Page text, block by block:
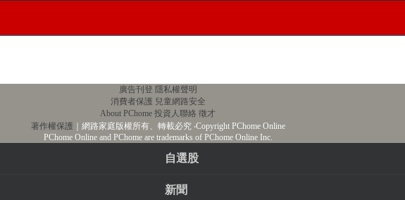
廣告刊登 隱私權聲明
消費者保護 兒童網路安全
About PChome 投資人聯絡 徵才
著作權保護 ｜網路家庭版權所有、轉載必究‧Copyright PChome Online
PChome Online and PChome are trademarks of PChome Online Inc.
自選股
新聞